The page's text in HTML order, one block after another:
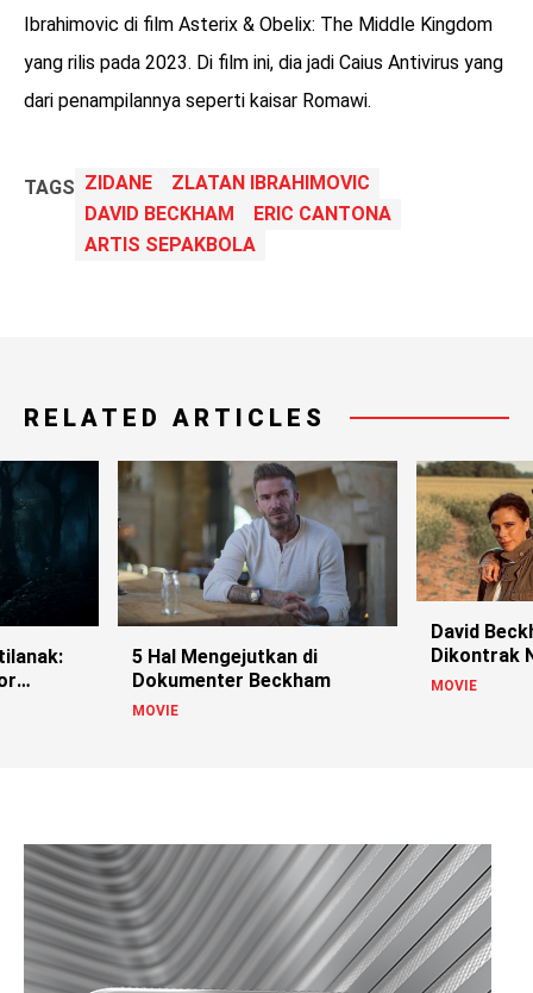
Ibrahimovic di film Asterix & Obelix: The Middle Kingdom
yang rilis pada 2023. Di film ini, dia jadi Caius Antivirus yang
dari penampilannya seperti kaisar Romawi.
TAGS ZIDANE
ZLATAN IBRAHIMOVIC
DAVID BECKHAM
ERIC CANTONA
ARTIS SEPAKBOLA
RELATED ARTICLES
5 Hal Mengejutkan di
Dokumenter Beckham
MOVIE
David
Dikontrak
MOVIE